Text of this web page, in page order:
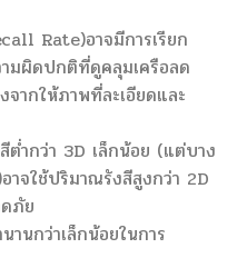
Rate)อาจมีการเรียก
มผิดปกติที่ดูคลุมเครือลด
จากให้ภาพที่ละเอียดและ
ำกว่า 3D เล็กน้อย (แต่บาง
าจใช้ปริมาณรังสีสูงกว่า 2D
ภัย
นานกว่าเล็กน้อยในการ